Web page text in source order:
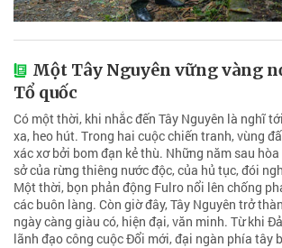
Một Tây Nguyên vững vàng
Tổ quốc
Có một thời, khi nhắc đến Tây Nguyên là nghĩ
xa, heo hút. Trong hai cuộc chiến tranh, vùng
xác xơ bởi bom đạn kẻ thù. Những năm sau
sở của rừng thiêng nước độc, của hủ tục, đói
Một thời, bọn phản động Fulro nổi lên chống
các buôn làng. Còn giờ đây, Tây Nguyên trở
ngày càng giàu có, hiện đại, văn minh. Từ khi
lãnh đạo công cuộc Đổi mới, đại ngàn phía tây